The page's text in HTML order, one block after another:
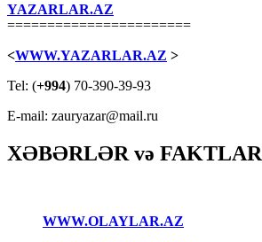
YAZARLAR.AZ
=======================
<WWW.YAZARLAR.AZ >
Tel: (+994) 70-390-39-93
E-mail: zauryazar@mail.ru
XƏBƏRLƏR və FAKTLAR
WWW.OLAYLAR.AZ